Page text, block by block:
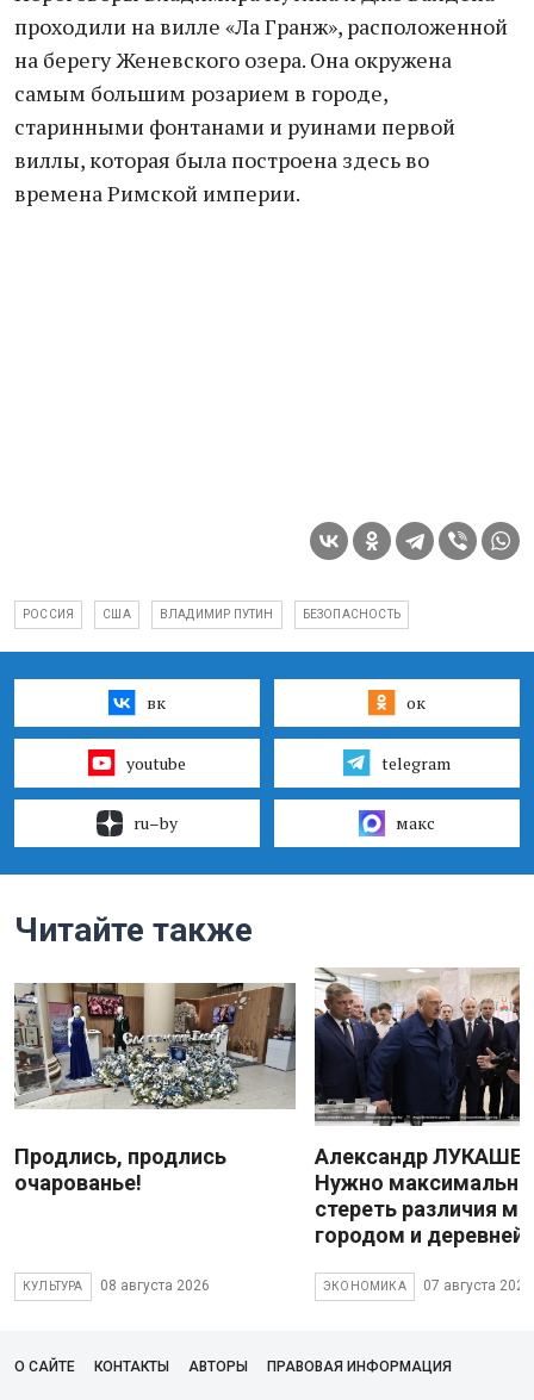
проходили на вилле «Ла Гранж», расположенной
на берегу Женевского озера. Она окружена
самым большим розарием в городе,
старинными фонтанами и руинами первой
виллы, которая была построена здесь во
времена Римской империи.
РОССИЯ США ВЛАДИМИР ПУТИН БЕЗОПАСНОСТЬ
вк ок
youtube telegram
ru–by макс
Читайте также
Продлись, продлись
очарованье!
КУЛЬТУРА 08 августа 2026
Александр
Нужно максимально
стереть различия
городом и деревней
ЭКОНОМИКА 07 августа 2026
О САЙТЕ КОНТАКТЫ АВТОРЫ ПРАВОВАЯ ИНФОРМАЦИЯ